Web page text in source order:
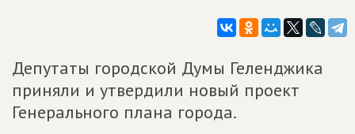
Депутаты городской Думы Геленджика
приняли и утвердили новый проект
Генерального плана города.